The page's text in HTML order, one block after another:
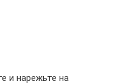
и нарежьте на